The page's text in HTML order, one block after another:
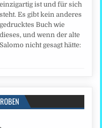
einzigartig ist und für sich
steht. Es gibt kein anderes
gedrucktes Buch wie
dieses, und wenn der alte
Salomo nicht gesagt hätte: